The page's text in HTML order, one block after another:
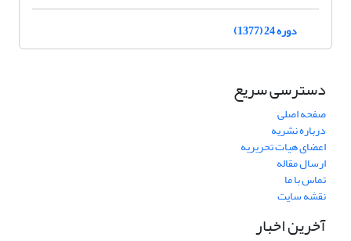
دوره 24 (1377)
دسترسی سریع
صفحه اصلی
درباره نشریه
اعضای هیات تحریریه
ارسال مقاله
تماس با ما
نقشه سایت
آخرین اخبار